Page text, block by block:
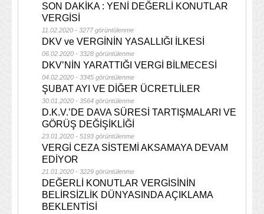
SON DAKİKA : YENİ DEĞERLİ KONUTLAR
VERGİSİ
11.02.2020 - 3277 görüntülenme
DKV ve VERGİNİN YASALLIĞI İLKESİ
06.02.2020 - 3328 görüntülenme
DKV’NİN YARATTIĞI VERGİ BİLMECESİ
04.02.2020 - 3345 görüntülenme
ŞUBAT AYI VE DİĞER ÜCRETLİLER
30.01.2020 - 3564 görüntülenme
D.K.V.’DE DAVA SÜRESİ TARTIŞMALARI VE
GÖRÜŞ DEĞİŞİKLİĞİ
23.01.2020 - 5193 görüntülenme
VERGİ CEZA SİSTEMİ AKSAMAYA DEVAM
EDİYOR
21.01.2020 - 3229 görüntülenme
DEĞERLİ KONUTLAR VERGİSİNİN
BELİRSİZLİK DÜNYASINDA AÇIKLAMA
BEKLENTİSİ